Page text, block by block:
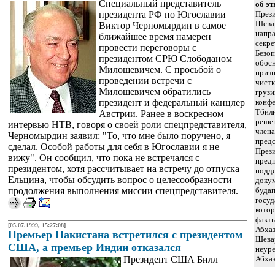
Специальный представитель
президента РФ по Югославии
Виктор Черномырдин в самое
ближайшее время намерен
провести переговоры с
президентом СРЮ Слободаном
Милошевичем. С просьбой о
проведении встречи с
Милошевичем обратились
президент и федеральный канцлер
Австрии. Ранее в воскресном
интервью НТВ, говоря о своей роли спецпредставителя,
Черномырдин заявил: "То, что мне было поручено, я
сделал. Особой работы для себя в Югославии я не
вижу". Он сообщил, что пока не встречался с
президентом, хотя рассчитывает на встречу до отпуска
Ельцина, чтобы обсудить вопрос о целесообразности
продолжения выполнения миссии спецпредставителя.
[05.07.1999, 15:27:08]
Премьер Пакистана встретился с президентом
США, а премьер Индии отказался
Президент США Билл
об